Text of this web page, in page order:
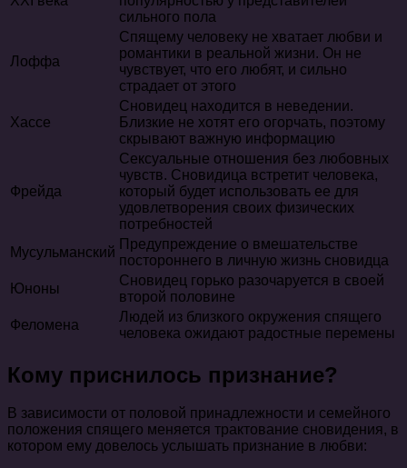
сильного пола
Лоффа
Спящему человеку не хватает любви и
романтики в реальной жизни. Он не
чувствует, что его любят, и сильно
страдает от этого
Хассе
Сновидец находится в неведении.
Близкие не хотят его огорчать, поэтому
скрывают важную информацию
Фрейда
Сексуальные отношения без любовных
чувств. Сновидица встретит человека,
который будет использовать ее для
удовлетворения своих физических
потребностей
Мусульманский
Предупреждение о вмешательстве
постороннего в личную жизнь сновидца
Юноны
Сновидец горько разочаруется в своей
второй половине
Феломена
Людей из близкого окружения спящего
человека ожидают радостные перемены
Кому приснилось признание?
В зависимости от половой принадлежности и семейного
положения спящего меняется трактование сновидения, в
котором ему довелось услышать признание в любви: